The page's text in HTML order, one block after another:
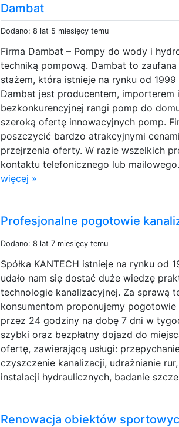
Dambat
Dodano: 8 lat 5 miesięcy temu
Firma Dambat – Pompy do wody i
techniką pompową. Dambat to
stażem, która istnieje na rynku od
Dambat jest producentem, importerem
bezkonkurencyjnej rangi pomp do
szeroką ofertę innowacyjnych pomp.
poszczycić bardzo atrakcyjnymi
przejrzenia oferty. W razie wszelkich
kontaktu telefonicznego lub
więcej »
Profesjonalne pogotowie
Dodano: 8 lat 7 miesięcy temu
Spółka KANTECH istnieje na rynku od
udało nam się dostać duże wiedzę
technologie kanalizacyjnej. Za sprawą
konsumentom proponujemy
przez 24 godziny na dobę 7 dni w
szybki oraz bezpłatny dojazd do
ofertę, zawierającą usługi:
czyszczenie kanalizacji, udrażnianie
instalacji hydraulicznych, badanie
Renowacja obiektów